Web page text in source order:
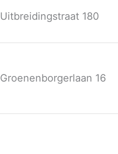
Uitbreidingstraat 180
Groenenborgerlaan 16